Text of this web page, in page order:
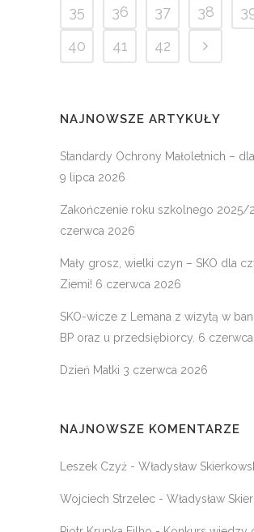
35
36 37 38
40
41 42
NAJNOWSZE ARTYKUŁY
Standardy Ochrony Małoletnich –
9 lipca 2026
Zakończenie roku szkolnego 2025/
czerwca 2026
Mały grosz, wielki czyn – SKO dla
Ziemi! 6 czerwca 2026
SKO-wicze z Lemana z wizytą w
BP oraz u przedsiębiorcy. 6
Dzień Matki 3 czerwca 2026
NAJNOWSZE KOMENTARZE
Leszek Czyż - Władysław
Wojciech Strzelec - Władysław